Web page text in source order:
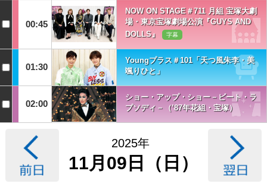
00:45
NOW ON STAGE＃711 月組 宝塚大劇
場・東京宝塚劇場公演『GUYS AND
DOLLS』
字幕
01:30
Youngプラス＃101「天つ風朱李・美
颯りひと」
02:00
ショー・アップ・ショー－ビート・ラ
プソディ－（’87年花組・宝塚）
2025年
11月09日（日）